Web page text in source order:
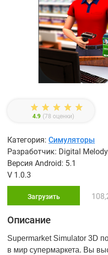
4.9 (78 оценки)
Категория: Симуляторы
Разработчик: Digital
Версия Android: 5.1
V 1.0.3
Загрузить
Описание
Supermarket Simulator 3D
в мир супермаркета. Вы